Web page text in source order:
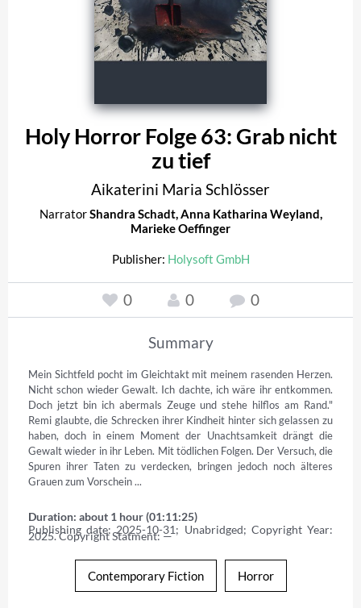
Holy Horror Folge 63: Grab nicht
zu tief
Aikaterini Maria Schlösser
NarratorShandra Schadt,Anna Katharina Weyland,
Marieke Oeffinger
Publisher: Holysoft GmbH
0 0 0
Summary
Mein Sichtfeld pocht im Gleichtakt mit meinem rasenden Herzen.
Nicht schon wieder Gewalt. Ich dachte, ich wäre ihr entkommen.
Doch jetzt bin ich abermals Zeuge und stehe hilflos am Rand."
Remi glaubte, die Schrecken ihrer Kindheit hinter sich gelassen zu
haben, doch in einem Moment der Unachtsamkeit drängt die
Gewalt wieder in ihr Leben. Mit tödlichen Folgen. Der Versuch, die
Spuren ihrer Taten zu verdecken, bringen jedoch noch älteres
Grauen zum Vorschein ...
Duration: about 1 hour (01:11:25)
Publishing date: 2025-10-31; Unabridged; Copyright Year:
2025. Copyright Statment: —
Contemporary Fiction Horror